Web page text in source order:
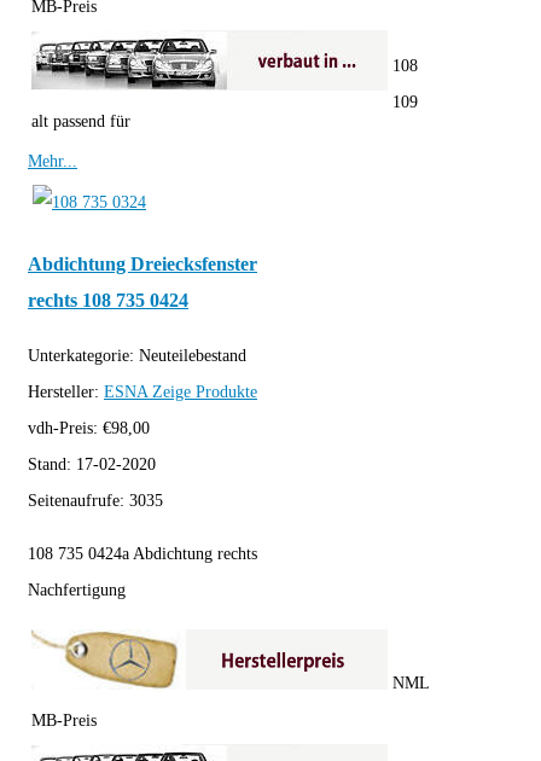
MB-Preis
alt passend für
108
109
Mehr...
Abdichtung Dreiecksfenster
rechts 108 735 0424
Unterkategorie: Neuteilebestand
Hersteller: ESNA Zeige Produkte
vdh-Preis: €98,00
Stand: 17-02-2020
Seitenaufrufe: 3035
108 735 0424a Abdichtung rechts
Nachfertigung
MB-Preis
NML